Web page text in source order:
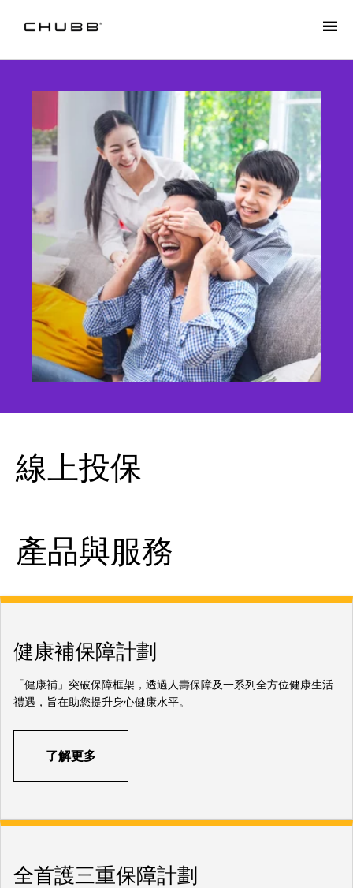
線上投保
產品與服務
健康補保障計劃
「健康補」突破保障框架，透過人壽保障及一系列全方位健康生活
禮遇，旨在助您提升身心健康水平。
了解更多
全首護三重保障計劃